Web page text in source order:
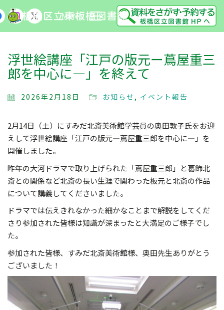
MENU
浮世絵講座「江戸の版元ー蔦屋重三
郎を中心に―」を終えて
2026年2月18日 お知らせ , イベント報告
2月14日（土）にすみだ北斎美術館学芸員の奥田敦子氏をお迎
えして浮世絵講座「江戸の版元―蔦屋重三郎を中心に―」を
開催しました。
昨年の大河ドラマで取り上げられた「蔦屋重三郎」と葛飾北
斎との関係など北斎の長い生涯で関わった板元と北斎の作品
について講義してくださいました。
ドラマでは伝えきれなかった細かなことまで解説をしてくだ
さり参加された皆様は知識が深まったと大満足のご様子でし
た。
参加された皆様、すみだ北斎美術館様、奥田先生ありがとう
ございました！